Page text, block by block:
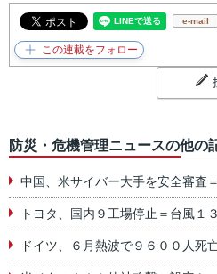
e-mail
防災・危機管理ニュースの他の
中国、米サイバー大手を安全審査
トヨタ、国内９工場停止＝台風１
ドイツ、６月熱波で９６００人死